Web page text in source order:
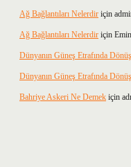
Ağ Bağlantıları Nelerdir için
Ağ Bağlantıları Nelerdir için
Dünyanın Güneş Etrafında
Dünyanın Güneş Etrafında
Bahriye Askeri Ne Demek için